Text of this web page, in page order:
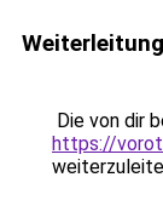
Die von dir
https://